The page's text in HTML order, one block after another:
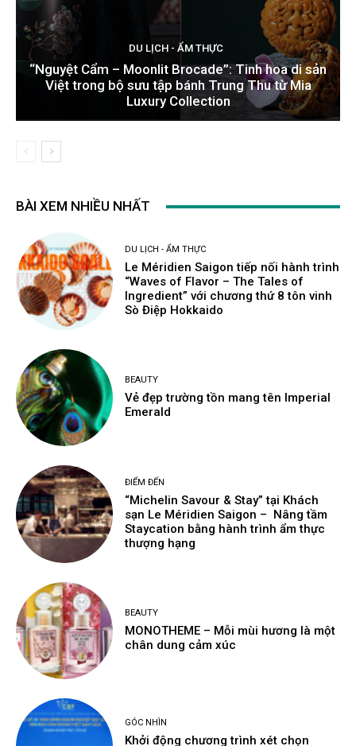
DU LỊCH - ẨM THỰC
“Nguyệt Cẩm – Moonlit Brocade”: Tinh hoa di sản
Việt trong bộ sưu tập bánh Trung Thu từ Mia
Luxury Collection
BÀI XEM NHIỀU NHẤT
DU LỊCH - ẨM THỰC
Le Méridien Saigon tiếp nối hành trình
“Waves of Flavor – The Tales of
Ingredient” với chương thứ 8 tôn vinh
Sò Điệp Hokkaido
BEAUTY
Vẻ đẹp trường tồn mang tên Imperial
Emerald
ĐIỂM ĐẾN
“Michelin Savour & Stay” tại Khách
sạn Le Méridien Saigon – Nâng tầm
Staycation bằng hành trình ẩm thực
thượng hạng
BEAUTY
MONOTHEME – Mỗi mùi hương là một
chân dung cảm xúc
GÓC NHÌN
Khởi động chương trình xét chọn